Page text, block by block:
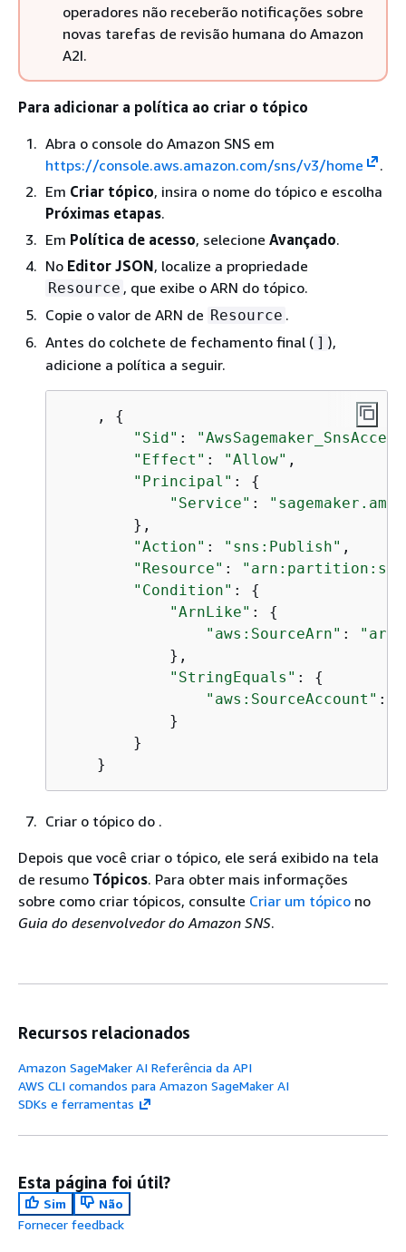
operadores não receberão notificações sobre
novas tarefas de revisão humana do Amazon
A2I.
Para adicionar a política ao criar o tópico
Abra o console do Amazon SNS em
https://console.aws.amazon.com/sns/v3/home
.
Em Criar tópico, insira o nome do tópico e escolha
Próximas etapas.
Em Política de acesso, selecione Avançado.
No Editor JSON, localize a propriedade
Resource , que exibe o ARN do tópico.
Copie o valor de ARN de Resource .
Antes do colchete de fechamento final ( ] ),
adicione a política a seguir.
    ,
{
"Sid" :
"Effect" : "Allow" ,
"Principal" : {
"Service" :
        },
"Action" : "sns:Publish" ,
"Resource" :
"Condition" : {
"ArnLike" : {
"aws:SourceArn" :
            },
"StringEquals" : {
"aws:SourceAccount" :
            }
        }
    }
Criar o tópico do .
Depois que você criar o tópico, ele será exibido na tela
de resumo Tópicos. Para obter mais informações
sobre como criar tópicos, consulte Criar um tópico no
Guia do desenvolvedor do Amazon SNS.
Recursos relacionados
Amazon SageMaker AI Referência da API
AWS CLI comandos para Amazon SageMaker AI
SDKs e ferramentas
Esta página foi útil?
Sim
Não
Fornecer feedback